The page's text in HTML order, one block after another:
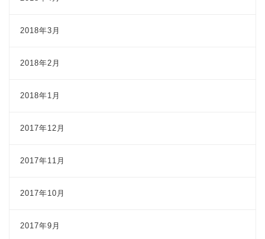
2018年3月
2018年2月
2018年1月
2017年12月
2017年11月
2017年10月
2017年9月